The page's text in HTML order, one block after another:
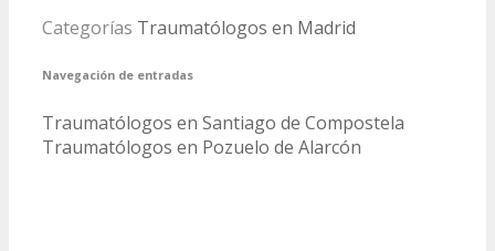
Categorías Traumatólogos en Madrid
Navegación de entradas
Traumatólogos en Santiago de Compostela
Traumatólogos en Pozuelo de Alarcón